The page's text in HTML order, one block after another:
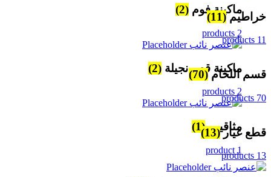
ماكينة فوم (2)
2 products
ماكينة قص نجيلة (2)
2 products
مثاقيب(1)
1 product
خراطيم(11)
11 products
قسم اللحام(70)
70 products
قطع غيار(13)
13 products